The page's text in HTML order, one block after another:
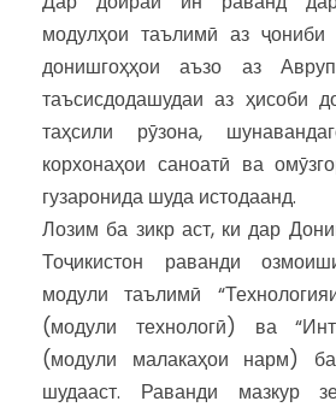
модулҳои таълимӣ аз ҷониби
донишгоҳҳои аъзо аз
таъсисдодашудаи аз ҳисоби
таҳсили рӯзона,
корхонаҳои саноатӣ ва
гузаронида шуда истодаанд.
Лозим ба зикр аст, ки дар
Тоҷикистон раванди
модули таълимӣ
(модули технологӣ) ва
(модули малакаҳои нарм)
шудааст. Раванди мазкур